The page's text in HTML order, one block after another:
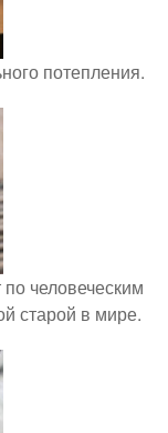
потепления.
человеческим
старой в мире.